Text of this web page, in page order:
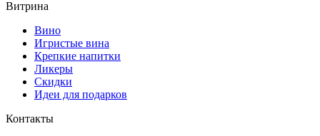
Витрина
Вино
Игристые вина
Крепкие напитки
Ликеры
Скидки
Идеи для подарков
Контакты